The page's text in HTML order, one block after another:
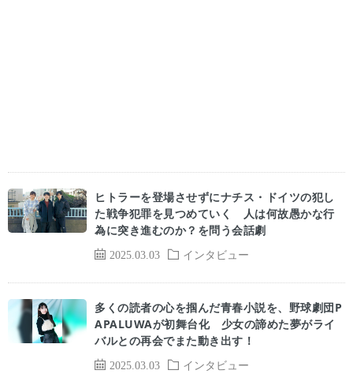
2025.03.03 インタビュー
ヒトラーを登場させずにナチス・ドイツの犯し
た戦争犯罪を見つめていく 人は何故愚かな行
為に突き進むのか？を問う会話劇
2025.03.03 インタビュー
多くの読者の心を掴んだ青春小説を、野球劇団P
APALUWAが初舞台化 少女の諦めた夢がライ
バルとの再会でまた動き出す！